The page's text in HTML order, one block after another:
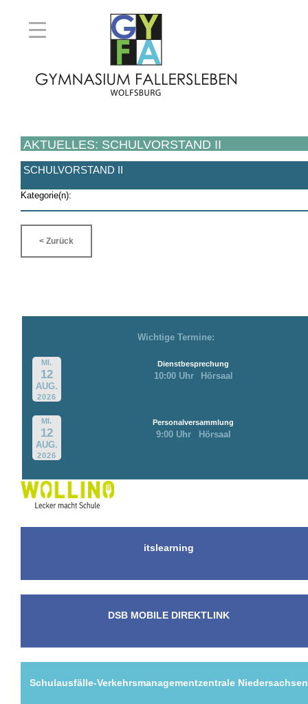
AKTUELLES: SCHULVORSTAND II
SCHULVORSTAND II
Kategorie(n):
< Zurück
Wichtige Termine:
MI.
12
AUG.
2026
Dienstbesprechung
10:00 Uhr Hörsaal
MI.
12
AUG.
2026
Personalversammlung
9:00 Uhr Hörsaal
itslearning
DSB MOBILE DIREKTLINK
Schulausfälle-Verkehrsmanagementzentrale Niedersachsen